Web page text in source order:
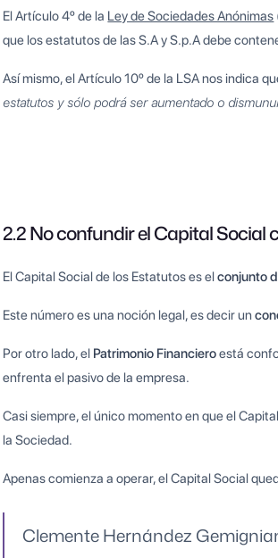
El Artículo 4º de la Ley de Sociedades Anónimas
que los estatutos de las S.A y S.p.A debe
Así mismo, el Artículo 10º de la LSA nos indica
estatutos y sólo podrá ser aumentado o
2.2 No confundir el Capital Social
El Capital Social de los Estatutos es elconjunto
Este número es una noción legal, es decir un
Por otro lado, el Patrimonio Financieroestá
enfrenta el pasivo de la empresa.
Casi siempre, el único momento en que el
la Sociedad.
Apenas comienza a operar, el Capital Social
Clemente Hernández